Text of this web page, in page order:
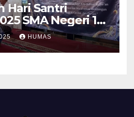
Hari Santri
SMA Negeri 1
HUMAS